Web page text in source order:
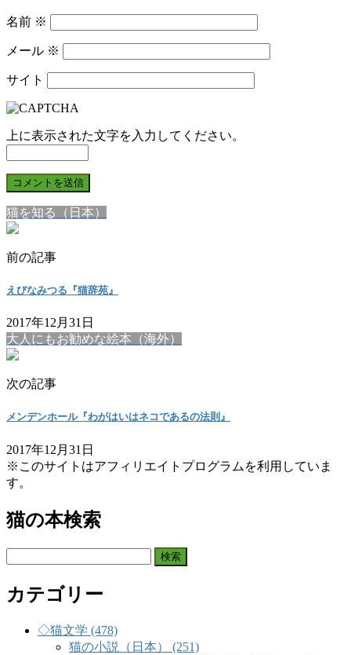
名前 ※
メール ※
サイト
上に表示された文字を入力してください。
猫を知る（日本）
前の記事
えびなみつる『猫辞苑』
2017年12月31日
大人にもお勧めな絵本（海外）
次の記事
メンデンホール『わがはいはネコであるの法則』
2017年12月31日
※このサイトはアフィリエイトプログラムを利用していま
す。
猫の本検索
カテゴリー
◇猫文学 (478)
猫の小説（日本） (251)